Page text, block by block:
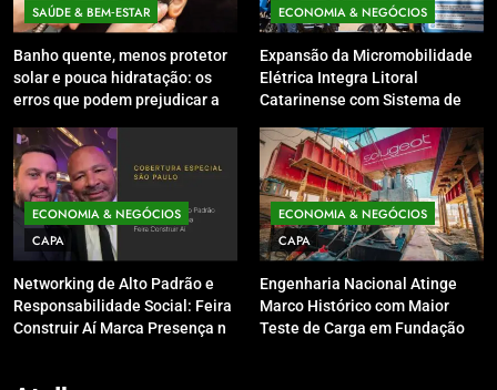
SAÚDE & BEM‑ESTAR
Banho quente, menos protetor
solar e pouca hidratação: os
erros que podem prejudicar a
inverno
ECONOMIA & NEGÓCIOS
Expansão da Micromobilidade
Elétrica Integra Litoral
Catarinense com Sistema de
ECONOMIA & NEGÓCIOS
CAPA
Networking de Alto Padrão e
Responsabilidade Social: Feira
Construir Aí Marca Presença no
ECONOMIA & NEGÓCIOS
CAPA
Engenharia Nacional Atinge
Marco Histórico com Maior
Teste de Carga em Fundação